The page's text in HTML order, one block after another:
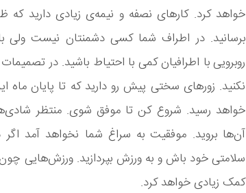
خواهد کرد. کارهای نصفه و نیمه‌ی زیادی دارید که
برسانید. در اطراف شما کسی دشمنتان نیست ولی
روبرویی با اطرافیان کمی با احتیاط باشید. در
نکنید. زورهای سختی پیش رو دارید که تا پایان
خواهد رسید. شروع کن تا موفق شوی. منتظر
آن‌ها بروید. موفقیت به سراغ شما نخواهد آمد
سلامتی خود باش و به ورزش بپردازید. ورزش‌هایی
کمک زیادی خواهد کرد.